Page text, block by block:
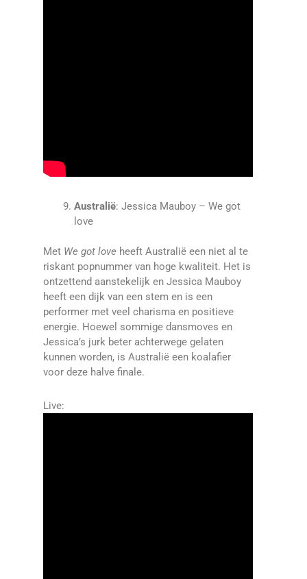
Australië: Jessica Mauboy – We got
love
Met We got love heeft Australië een niet al te
riskant popnummer van hoge kwaliteit. Het is
ontzettend aanstekelijk en Jessica Mauboy
heeft een dijk van een stem en is een
performer met veel charisma en positieve
energie. Hoewel sommige dansmoves en
Jessica’s jurk beter achterwege gelaten
kunnen worden, is Australië een koalafier
voor deze halve finale.
Live: